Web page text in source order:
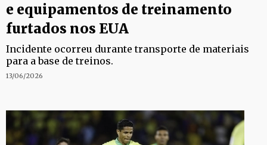
e equipamentos de treinamento
furtados nos EUA
Incidente ocorreu durante transporte de materiais
para a base de treinos.
13/06/2026